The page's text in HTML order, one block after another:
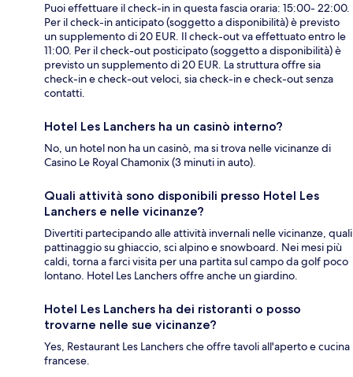
Puoi effettuare il check-in in questa fascia oraria: 15:00- 22:00.
Per il check-in anticipato (soggetto a disponibilità) è previsto
un supplemento di 20 EUR. Il check-out va effettuato entro le
11:00. Per il check-out posticipato (soggetto a disponibilità) è
previsto un supplemento di 20 EUR. La struttura offre sia
check-in e check-out veloci, sia check-in e check-out senza
contatti.
Hotel Les Lanchers ha un casinò interno?
No, un hotel non ha un casinò, ma si trova nelle vicinanze di
Casino Le Royal Chamonix (3 minuti in auto).
Quali attività sono disponibili presso Hotel Les
Lanchers e nelle vicinanze?
Divertiti partecipando alle attività invernali nelle vicinanze, quali
pattinaggio su ghiaccio, sci alpino e snowboard. Nei mesi più
caldi, torna a farci visita per una partita sul campo da golf poco
lontano. Hotel Les Lanchers offre anche un giardino.
Hotel Les Lanchers ha dei ristoranti o posso
trovarne nelle sue vicinanze?
Yes, Restaurant Les Lanchers che offre tavoli all'aperto e cucina
francese.